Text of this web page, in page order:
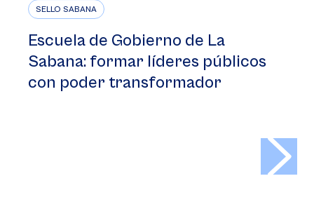
SELLO SABANA
Escuela de Gobierno de La
Sabana: formar líderes públicos
con poder transformador